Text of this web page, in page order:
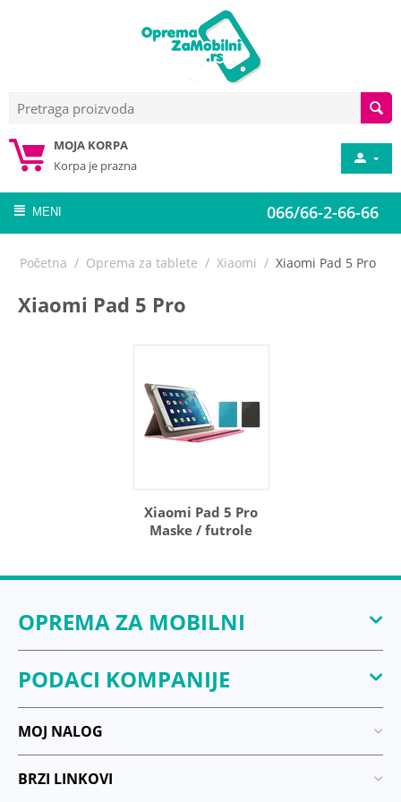
MOJA KORPA
Korpa je prazna
066/66-2-66-66
MENI
Početna / Oprema za tablete / Xiaomi / Xiaomi Pad 5 Pro
Xiaomi Pad 5 Pro
Xiaomi Pad 5 Pro
Maske / futrole
OPREMA ZA MOBILNI
PODACI KOMPANIJE
MOJ NALOG
BRZI LINKOVI